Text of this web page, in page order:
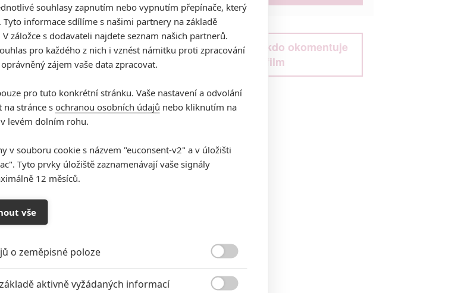
Počet: 1
Buďte první kdo okomentuje
film
souhlasy zapnutím nebo vypnutím přepínače, který
informace sdílíme s našimi partnery na základě
záložce s dodavateli najdete seznam našich partnerů.
pro každého z nich i vznést námitku proti zpracování
zájem vaše data zpracovat.
pro tuto konkrétní stránku. Vaše nastavení a odvolání
stránce s ochranou osobních údajů nebo kliknutím na
v levém dolním rohu.
v souboru cookie s názvem "euconsent-v2" a v úložišti
Tyto prvky úložiště zaznamenávají vaše signály
12 měsíců.
vše
o zeměpisné poloze
aktivně vyžádaných informací